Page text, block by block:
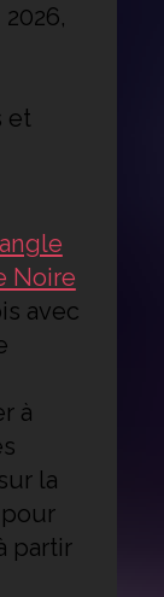
et
Noire
avec
à
la
pour
partir